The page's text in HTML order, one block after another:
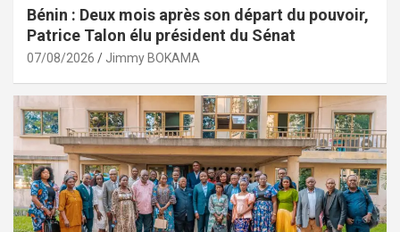
Bénin : Deux mois après son départ du pouvoir,
Patrice Talon élu président du Sénat
07/08/2026 Jimmy BOKAMA